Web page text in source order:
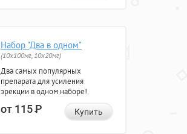
Набор "Два в одном"
(10x100мг, 10x20мг)
Два самых популярных
препарата для усиления
эрекции в одном наборе!
от 115Р Купить